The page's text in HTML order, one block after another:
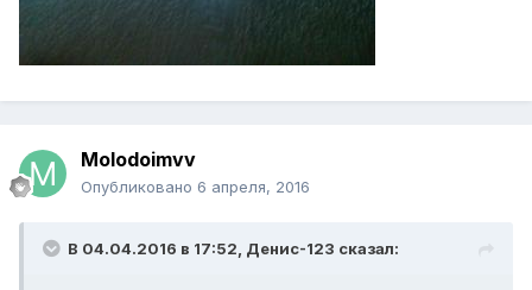
Molodoimvv
Опубликовано 6 апреля, 2016
В 04.04.2016 в 17:52, Денис-123 сказал: